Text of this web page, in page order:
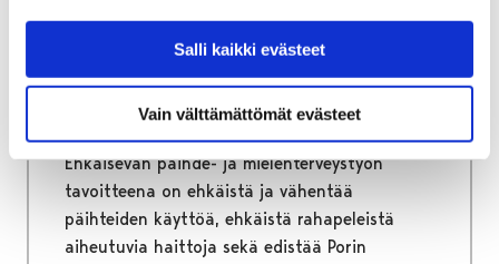
Salli kaikki evästeet
Vain välttämättömät evästeet
mielenterveystyö
Ehkäisevä päihde- ja mielenterveystyö sekä
väkivallan ehkäisy ovat hyvinvoinnin,
terveyden ja turvallisuuden edistämistä.
Ehkäisevän päihde- ja mielenterveystyön
tavoitteena on ehkäistä ja vähentää
päihteiden käyttöä, ehkäistä rahapeleistä
aiheutuvia haittoja sekä edistää Porin